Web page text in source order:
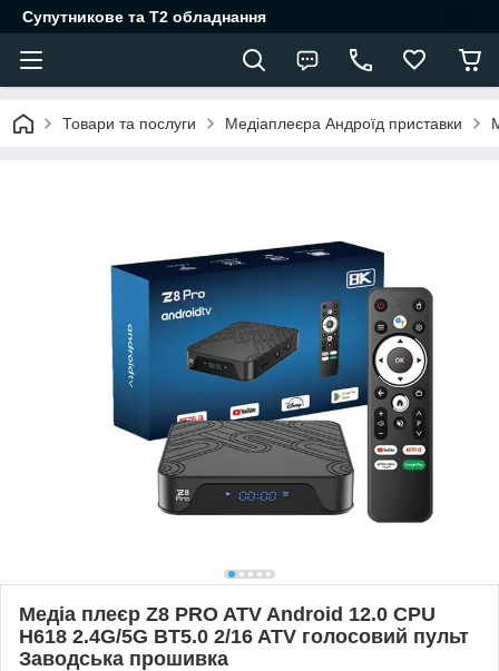
Супутникове та Т2 обладнання
Товари та послуги Медіаплеєра Андроїд приставки
Медіа плеєр Z8 PRO ATV Android 12.0 CPU
H618 2.4G/5G BT5.0 2/16 ATV голосовий пульт
Заводська прошивка